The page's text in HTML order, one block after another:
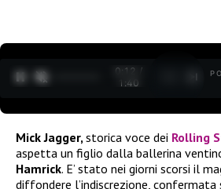
0:12 /
1:40
Mick Jagger, storica voce dei Rolling
aspetta un figlio dalla ballerina
Hamrick. E’ stato nei giorni scorsi il
diffondere l’indiscrezione, confermata